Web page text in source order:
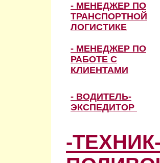
- МЕНЕДЖЕР ПО
ТРАНСПОРТНОЙ
ЛОГИСТИКЕ
- МЕНЕДЖЕР ПО
РАБОТЕ С
КЛИЕНТАМИ
- ВОДИТЕЛЬ-
ЭКСПЕДИТОР
-